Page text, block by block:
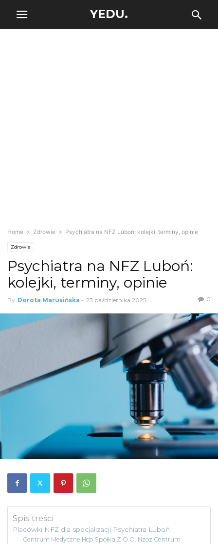
YEDU.
Home Zdrowie Psychiatra na NFZ Luboń: kolejki, terminy, opinie
Zdrowie
Psychiatra na NFZ Luboń:
kolejki, terminy, opinie
By Dorota Marusińska - 23 października 2025 0
Spis treści
Placówki NFZ dla specjalizacji Psychiatra Luboń
Centrum Medyczne Hcp Spółka Z O.O. Nzoz Centrum